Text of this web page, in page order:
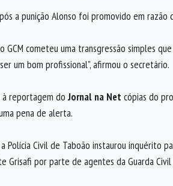
a punição Alonso foi promovido em
GCM cometeu uma transgressão simples
um bom profissional”, afirmou o secretário.
reportagem doJornal na Net cópias do
pena de alerta.
Polícia Civil de Taboão instaurou inquérito
Grisafi por parte de agentes da Guarda Civil